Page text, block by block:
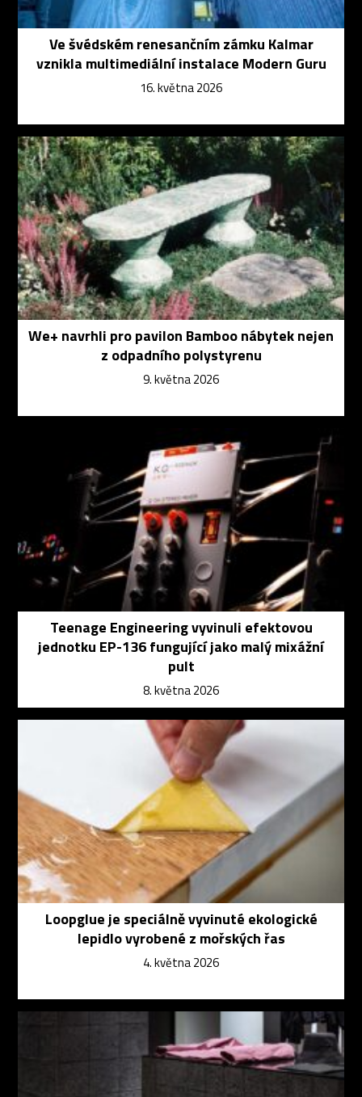
Ve švédském renesančním zámku Kalmar
vznikla multimediální instalace Modern Guru
16. května 2026
We+ navrhli pro pavilon Bamboo nábytek nejen
z odpadního polystyrenu
9. května 2026
Teenage Engineering vyvinuli efektovou
jednotku EP-136 fungující jako malý mixážní
pult
8. května 2026
Loopglue je speciálně vyvinuté ekologické
lepidlo vyrobené z mořských řas
4. května 2026